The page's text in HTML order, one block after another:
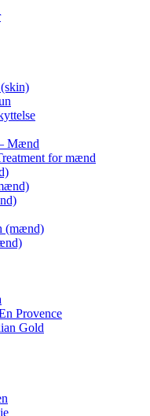
Mænd
for mænd
(mænd)
Provence
Gold